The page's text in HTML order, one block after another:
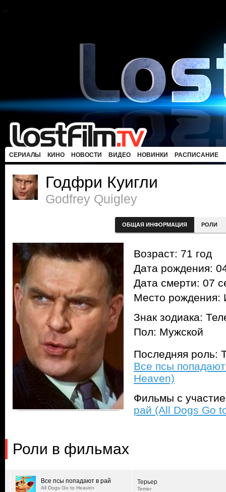
СЕРИАЛЫ КИНО НОВОСТИ ВИДЕО НОВИНКИ РАСПИСАНИЕ
Годфри Куигли
Godfrey Quigley
ОБЩАЯ ИНФОРМАЦИЯ РОЛИ
Возраст: 71 год
Дата рождения:
Дата смерти: 07
Место рождения:
Знак зодиака:
Пол: Мужской
Последняя роль:
Все псы
Heaven)
Фильмы с
рай (All Dogs Go
Роли в фильмах
Все псы попадают в рай
All Dogs Go to Heaven
Терьер
Terrier